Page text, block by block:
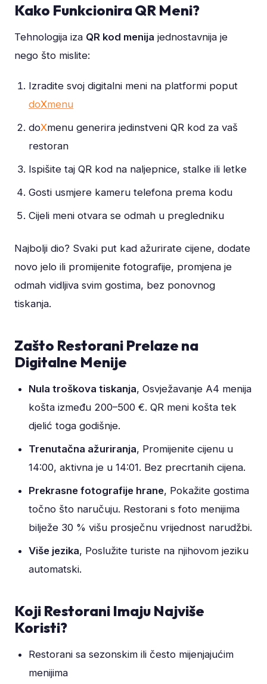
Kako Funkcionira QR Meni?
Tehnologija iza QR kod menija jednostavnija je
nego što mislite:
Izradite svoj digitalni meni na platformi poput
doXmenu
doXmenu generira jedinstveni QR kod za vaš
restoran
Ispišite taj QR kod na naljepnice, stalke ili letke
Gosti usmjere kameru telefona prema kodu
Cijeli meni otvara se odmah u pregledniku
Najbolji dio? Svaki put kad ažurirate cijene, dodate
novo jelo ili promijenite fotografije, promjena je
odmah vidljiva svim gostima, bez ponovnog
tiskanja.
Zašto Restorani Prelaze na
Digitalne Menije
Nula troškova tiskanja, Osvježavanje A4 menija
košta između 200–500 €. QR meni košta tek
djelić toga godišnje.
Trenutačna ažuriranja, Promijenite cijenu u
14:00, aktivna je u 14:01. Bez precrtanih cijena.
Prekrasne fotografije hrane, Pokažite gostima
točno što naručuju. Restorani s foto menijima
bilježe 30 % višu prosječnu vrijednost narudžbi.
Više jezika, Poslužite turiste na njihovom jeziku
automatski.
Koji Restorani Imaju Najviše
Koristi?
Restorani sa sezonskim ili često mijenjajućim
menijima